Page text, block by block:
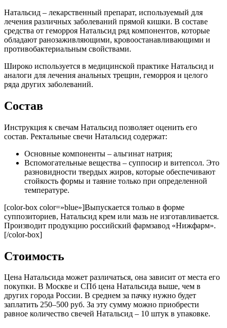
Натальсид – лекарственный препарат, используемый для
лечения различных заболеваний прямой кишки. В составе
средства от геморроя Натальсид ряд компонентов, которые
обладают ранозаживляющими, кровоостанавливающими и
противобактериальным свойствами.
Широко используется в медицинской практике Натальсид и
аналоги для лечения анальных трещин, геморроя и целого
ряда других заболеваний.
Состав
Инструкция к свечам Натальсид позволяет оценить его
состав. Ректальные свечи Натальсид содержат:
Основные компоненты – альгинат натрия;
Вспомогательные вещества – суппосир и витепсол. Это
разновидности твердых жиров, которые обеспечивают
стойкость формы и таяние только при определенной
температуре.
[color-box color=»blue»]Выпускается только в форме
суппозиториев, Натальсид крем или мазь не изготавливается.
Производит продукцию российский фармзавод «Нижфарм».
[/color-box]
Стоимость
Цена Натальсида может различаться, она зависит от места его
покупки. В Москве и СПб цена Натальсида выше, чем в
других города России. В среднем за пачку нужно будет
заплатить 250–500 руб. За эту сумму можно приобрести
равное количество свечей Натальсид – 10 штук в упаковке.